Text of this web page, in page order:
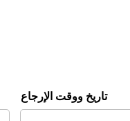
تاريخ ووقت الإرجاع